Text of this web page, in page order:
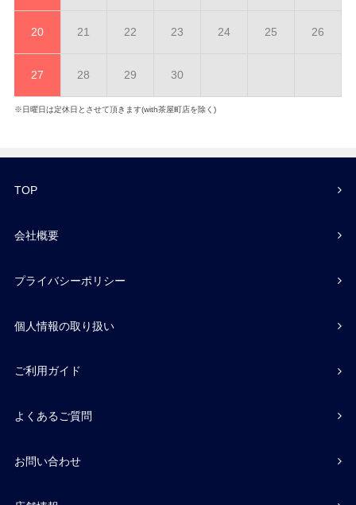
20 21 22 23 24 25 26
27 28 29 30
※日曜日は定休日とさせて頂きます(with茶屋町店を除く)
TOP
会社概要
プライバシーポリシー
個人情報の取り扱い
ご利用ガイド
よくあるご質問
お問い合わせ